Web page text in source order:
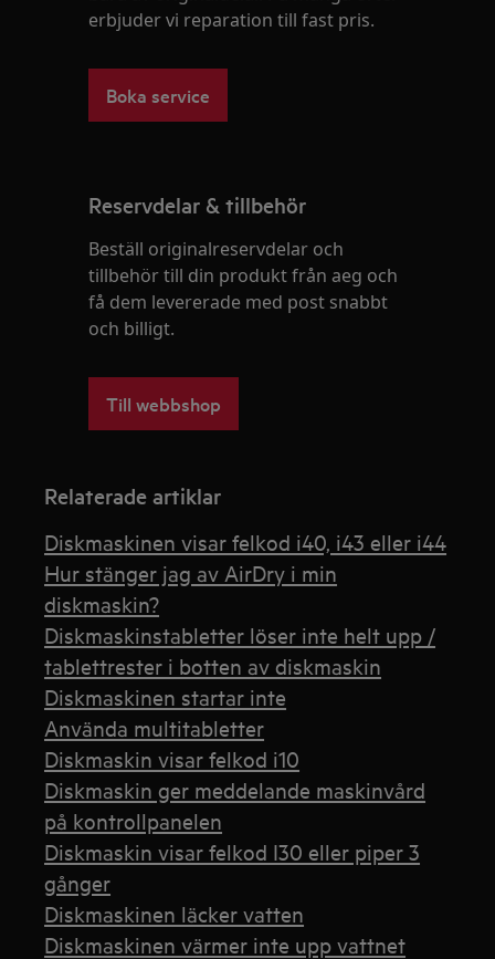
erbjuder vi reparation till fast pris.
Boka service
Reservdelar & tillbehör
Beställ originalreservdelar och
tillbehör till din produkt från aeg och
få dem levererade med post snabbt
och billigt.
Till webbshop
Relaterade artiklar
Diskmaskinen visar felkod i40, i43 eller i44
Hur stänger jag av AirDry i min
diskmaskin?
Diskmaskinstabletter löser inte helt upp /
tablettrester i botten av diskmaskin
Diskmaskinen startar inte
Använda multitabletter
Diskmaskin visar felkod i10
Diskmaskin ger meddelande maskinvård
på kontrollpanelen
Diskmaskin visar felkod I30 eller piper 3
gånger
Diskmaskinen läcker vatten
Diskmaskinen värmer inte upp vattnet